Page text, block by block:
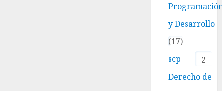
y Desarrollo
17
scp
2
Derecho de